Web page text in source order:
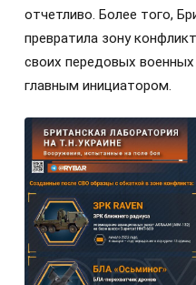
отчетливо. Более того,
превратила зону
своих передовых
главным инициатором.